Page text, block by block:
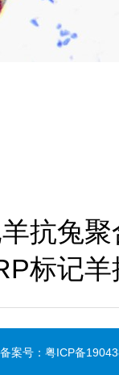
抗兔
标记
案号： 粤ICP备